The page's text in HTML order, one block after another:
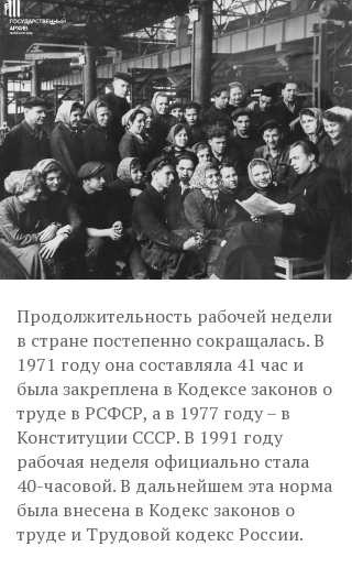
Продолжительность рабочей недели
в стране постепенно сокращалась. В
1971 году она составляла 41 час и
была закреплена в Кодексе законов о
труде в РСФСР, а в 1977 году – в
Конституции СССР. В 1991 году
рабочая неделя официально стала
40-часовой. В дальнейшем эта норма
была внесена в Кодекс законов о
труде и Трудовой кодекс России.